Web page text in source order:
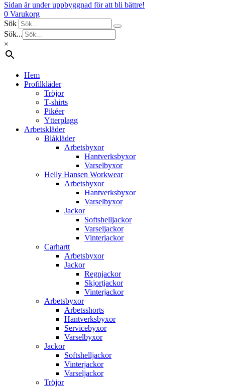
Sidan är under uppbyggnad för att bli bättre!
0 Varukorg
Sök
Sök...
×
Hem
Profilkläder
Tröjor
T-shirts
Pikéer
Ytterplagg
Arbetskläder
Blåkläder
Arbetsbyxor
Hantverksbyxor
Varselbyxor
Helly Hansen Workwear
Arbetsbyxor
Hantverksbyxor
Varselbyxor
Jackor
Softshelljackor
Varseljackor
Vinterjackor
Carhartt
Arbetsbyxor
Jackor
Regnjackor
Skjortjackor
Vinterjackor
Arbetsbyxor
Arbetsshorts
Hantverksbyxor
Servicebyxor
Varselbyxor
Jackor
Softshelljackor
Vinterjackor
Varseljackor
Tröjor